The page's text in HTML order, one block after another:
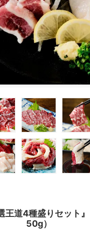
王道4種盛りセット』
50g）